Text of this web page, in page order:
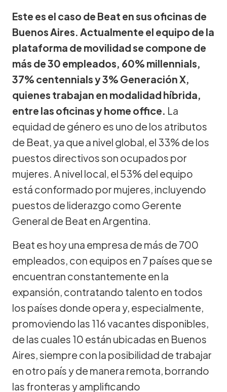
Este es el caso de Beat en sus oficinas de
Buenos Aires. Actualmente el equipo de la
plataforma de movilidad se compone de
más de 30 empleados, 60% millennials,
37% centennials y 3% Generación X,
quienes trabajan en modalidad híbrida,
entre las oficinas y home office. La
equidad de género es uno de los atributos
de Beat, ya que a nivel global, el 33% de los
puestos directivos son ocupados por
mujeres. A nivel local, el 53% del equipo
está conformado por mujeres, incluyendo
puestos de liderazgo como Gerente
General de Beat en Argentina.
Beat es hoy una empresa de más de 700
empleados, con equipos en 7 países que se
encuentran constantemente en la
expansión, contratando talento en todos
los países donde opera y, especialmente,
promoviendo las 116 vacantes disponibles,
de las cuales 10 están ubicadas en Buenos
Aires, siempre con la posibilidad de trabajar
en otro país y de manera remota, borrando
las fronteras y amplificando